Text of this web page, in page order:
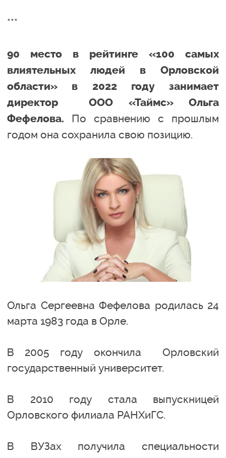
***
90 место в рейтинге «100 самых
влиятельных людей в Орловской
области» в 2022 году занимает
директор ООО «Таймс» Ольга
Фефелова. По сравнению с прошлым
годом она сохранила свою позицию.
Ольга Сергеевна Фефелова родилась 24
марта 1983 года в Орле.
В 2005 году окончила Орловский
государственный университет.
В 2010 году стала выпускницей
Орловского филиала РАНХиГС.
В ВУЗах получила специальности